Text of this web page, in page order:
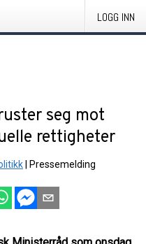
LOGG INN
seg mot
rettigheter
Pressemelding